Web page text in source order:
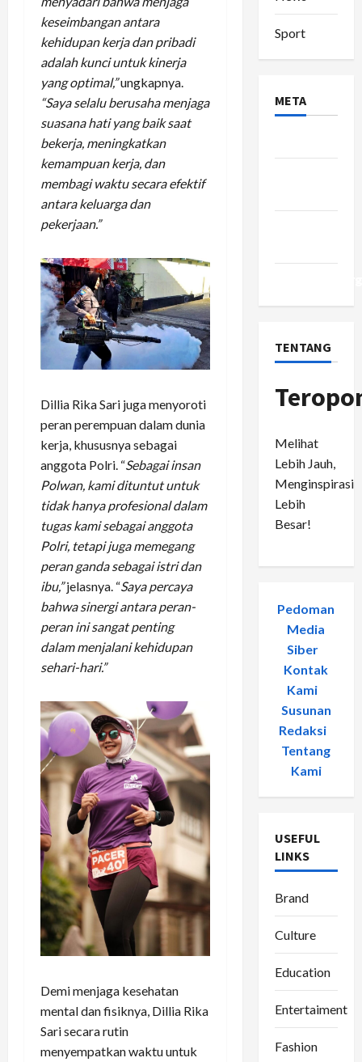
keseimbangan antara
kehidupan kerja dan pribadi
adalah kunci untuk kinerja
yang optimal,”ungkapnya.
“Saya selalu berusaha menjaga
suasana hati yang baik saat
bekerja, meningkatkan
kemampuan kerja, dan
membagi waktu secara efektif
antara keluarga dan
pekerjaan.”
Dillia Rika Sari juga menyoroti
peran perempuan dalam dunia
kerja, khususnya sebagai
anggota Polri. “Sebagai insan
Polwan, kami dituntut untuk
tidak hanya profesional dalam
tugas kami sebagai anggota
Polri, tetapi juga memegang
peran ganda sebagai istri dan
ibu,”jelasnya. “Saya percaya
bahwa sinergi antara peran-
peran ini sangat penting
dalam menjalani kehidupan
sehari-hari.”
Demi menjaga kesehatan
mental dan fisiknya, Dillia Rika
Sari secara rutin
menyempatkan waktu untuk
Sport
META
TENTANG
Melihat
Lebih Jauh,
Menginspirasi
Lebih
Besar!
Pedoman
Media
Siber-
Kontak
Kami
Susunan
Redaksi-
Tentang
Kami
USEFUL
LINKS
Brand
Culture
Education
Entertaiment
Fashion